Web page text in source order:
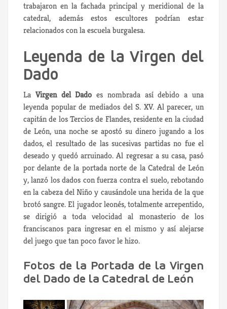
trabajaron en la fachada principal y meridional de la
catedral, además estos escultores podrían estar
relacionados con la escuela burgalesa.
Leyenda de la Virgen del
Dado
La Virgen del Dado es nombrada así debido a una
leyenda popular de mediados del S. XV. Al parecer, un
capitán de los Tercios de Flandes, residente en la ciudad
de León, una noche se apostó su dinero jugando a los
dados, el resultado de las sucesivas partidas no fue el
deseado y quedó arruinado. Al regresar a su casa, pasó
por delante de la portada norte de la Catedral de León
y, lanzó los dados con fuerza contra el suelo, rebotando
en la cabeza del Niño y causándole una herida de la que
brotó sangre. El jugador leonés, totalmente arrepentido,
se dirigió a toda velocidad al monasterio de los
franciscanos para ingresar en el mismo y así alejarse
del juego que tan poco favor le hizo.
Fotos de la Portada de la Virgen
del Dado de la Catedral de León